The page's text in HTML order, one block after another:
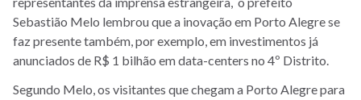
Sebastião Melo lembrou que a inovação em Porto Alegre se
faz presente também, por exemplo, em investimentos já
anunciados de R$ 1 bilhão em data-centers no 4º Distrito.
Segundo Melo, os visitantes que chegam a Porto Alegre para